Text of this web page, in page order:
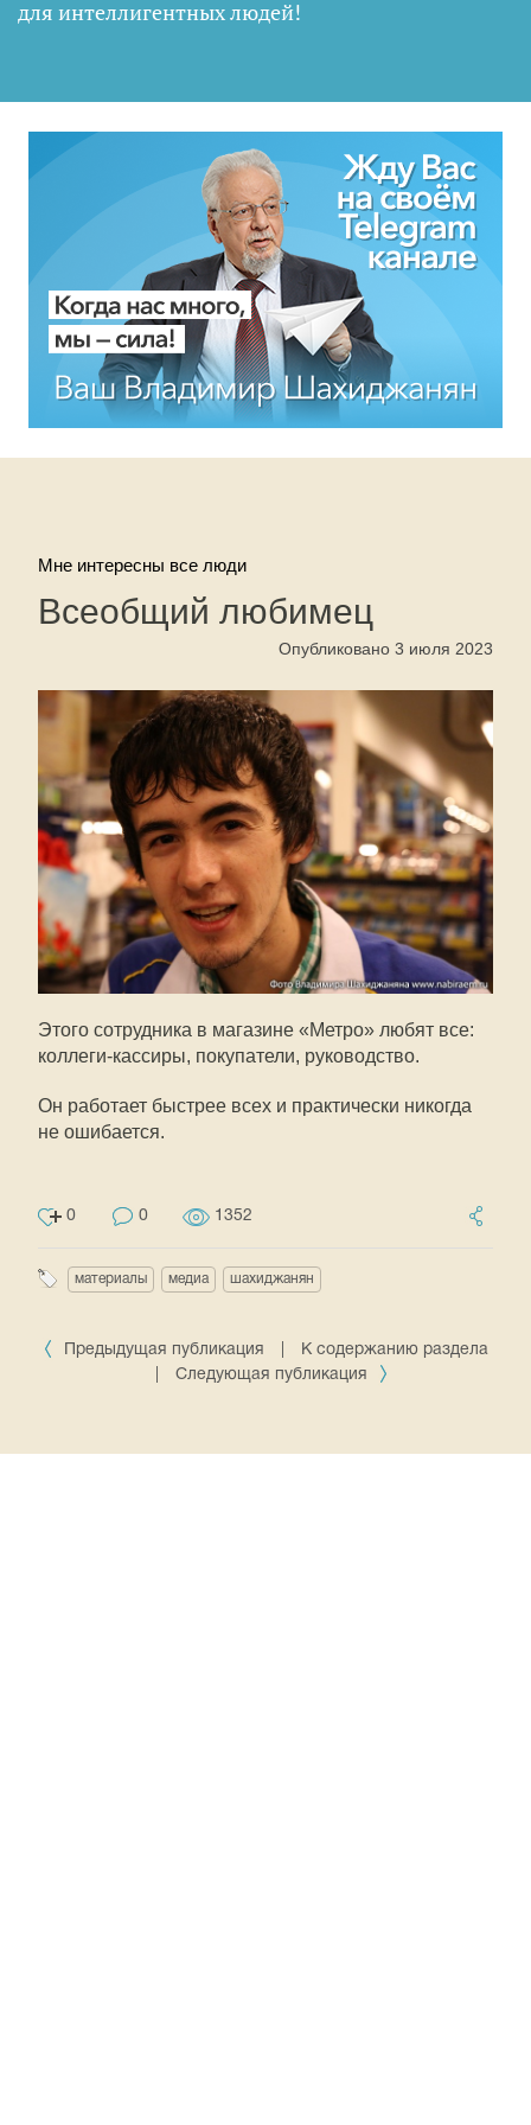
для интеллигентных людей!
Мне интересны все люди
Всеобщий любимец
Опубликовано 3 июля 2023
Этого сотрудника в магазине «Метро» любят все:
коллеги-кассиры, покупатели, руководство.
Он работает быстрее всех и практически никогда
не ошибается.
0 0 1352
материалы медиа шахиджанян
Предыдущая публикация
К содержанию раздела
Следующая публикация